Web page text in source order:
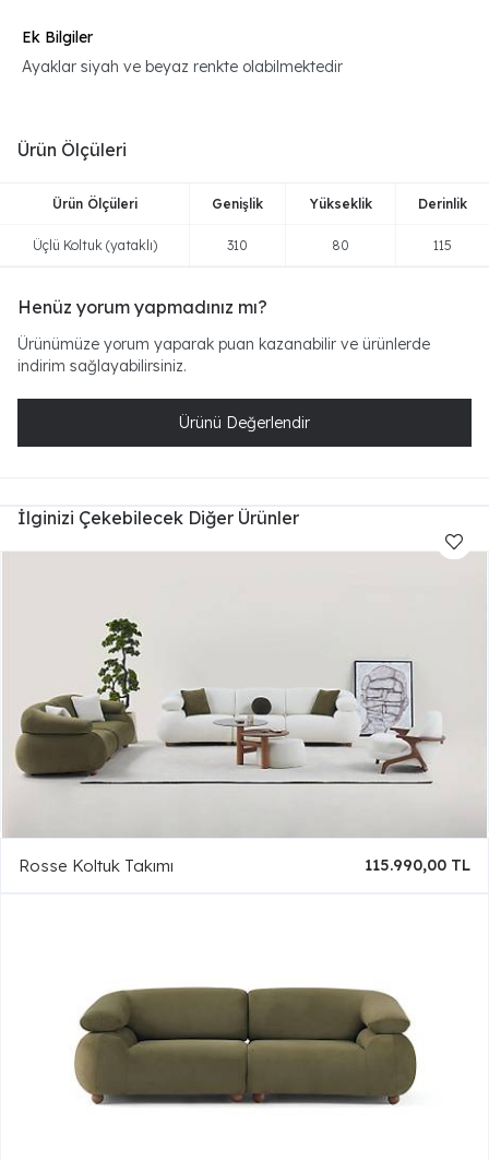
Ek Bilgiler
Ayaklar siyah ve beyaz renkte olabilmektedir
Ürün Ölçüleri
Ürün Ölçüleri Genişlik Yükseklik Derinlik
Üçlü Koltuk (yataklı) 310 80 115
Henüz yorum yapmadınız mı?
Ürünümüze yorum yaparak puan kazanabilir ve ürünlerde
indirim sağlayabilirsiniz.
Ürünü Değerlendir
İlginizi Çekebilecek Diğer Ürünler
Rosse Koltuk Takımı 115.990,00 TL